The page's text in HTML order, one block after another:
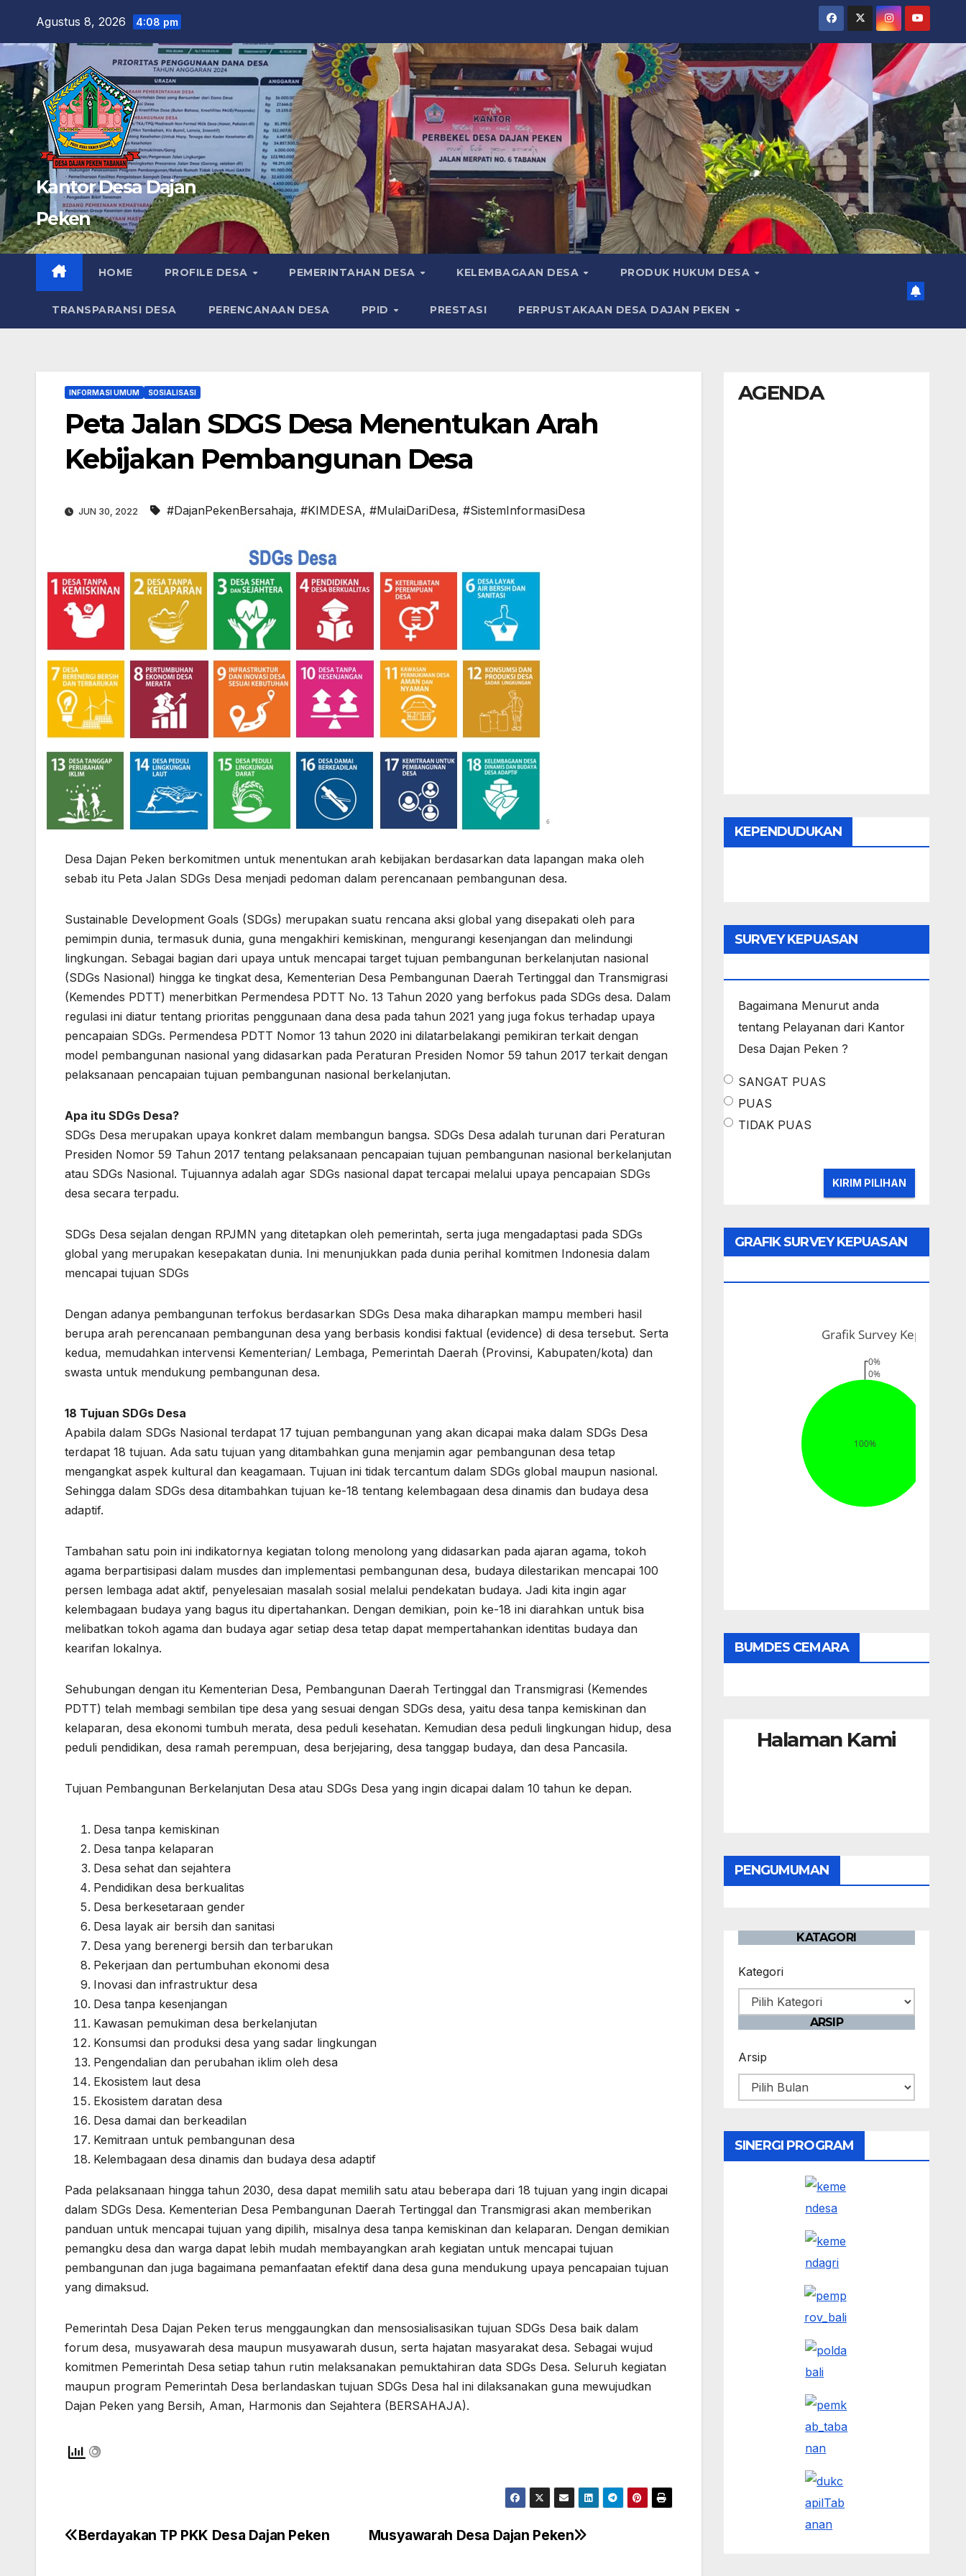
Agustus 8, 2026 4:08 pm
Kantor Desa Dajan
Peken
HOME PROFILE DESA PEMERINTAHAN DESA KELEMBAGAAN DESA PRODUK HUKUM DESA
TRANSPARANSI DESA PERENCANAAN DESA PPID PRESTASI PERPUSTAKAAN DESA DAJAN PEKEN
INFORMASI UMUM SOSIALISASI
Peta Jalan SDGS Desa Menentukan Arah
Kebijakan Pembangunan Desa
JUN 30, 2022 #DajanPekenBersahaja, #KIMDESA, #MulaiDariDesa, #SistemInformasiDesa
Desa Dajan Peken berkomitmen untuk menentukan arah kebijakan berdasarkan data lapangan maka oleh
sebab itu Peta Jalan SDGs Desa menjadi pedoman dalam perencanaan pembangunan desa.
Sustainable Development Goals (SDGs) merupakan suatu rencana aksi global yang disepakati oleh para
pemimpin dunia, termasuk dunia, guna mengakhiri kemiskinan, mengurangi kesenjangan dan melindungi
lingkungan. Sebagai bagian dari upaya untuk mencapai target tujuan pembangunan berkelanjutan nasional
(SDGs Nasional) hingga ke tingkat desa, Kementerian Desa Pembangunan Daerah Tertinggal dan Transmigrasi
(Kemendes PDTT) menerbitkan Permendesa PDTT No. 13 Tahun 2020 yang berfokus pada SDGs desa. Dalam
regulasi ini diatur tentang prioritas penggunaan dana desa pada tahun 2021 yang juga fokus terhadap upaya
pencapaian SDGs. Permendesa PDTT Nomor 13 tahun 2020 ini dilatarbelakangi pemikiran terkait dengan
model pembangunan nasional yang didasarkan pada Peraturan Presiden Nomor 59 tahun 2017 terkait dengan
pelaksanaan pencapaian tujuan pembangunan nasional berkelanjutan.
Apa itu SDGs Desa?
SDGs Desa merupakan upaya konkret dalam membangun bangsa. SDGs Desa adalah turunan dari Peraturan
Presiden Nomor 59 Tahun 2017 tentang pelaksanaan pencapaian tujuan pembangunan nasional berkelanjutan
atau SDGs Nasional. Tujuannya adalah agar SDGs nasional dapat tercapai melalui upaya pencapaian SDGs
desa secara terpadu.
SDGs Desa sejalan dengan RPJMN yang ditetapkan oleh pemerintah, serta juga mengadaptasi pada SDGs
global yang merupakan kesepakatan dunia. Ini menunjukkan pada dunia perihal komitmen Indonesia dalam
mencapai tujuan SDGs
Dengan adanya pembangunan terfokus berdasarkan SDGs Desa maka diharapkan mampu memberi hasil
berupa arah perencanaan pembangunan desa yang berbasis kondisi faktual (evidence) di desa tersebut. Serta
kedua, memudahkan intervensi Kementerian/ Lembaga, Pemerintah Daerah (Provinsi, Kabupaten/kota) dan
swasta untuk mendukung pembangunan desa.
18 Tujuan SDGs Desa
Apabila dalam SDGs Nasional terdapat 17 tujuan pembangunan yang akan dicapai maka dalam SDGs Desa
terdapat 18 tujuan. Ada satu tujuan yang ditambahkan guna menjamin agar pembangunan desa tetap
mengangkat aspek kultural dan keagamaan. Tujuan ini tidak tercantum dalam SDGs global maupun nasional.
Sehingga dalam SDGs desa ditambahkan tujuan ke-18 tentang kelembagaan desa dinamis dan budaya desa
adaptif.
Tambahan satu poin ini indikatornya kegiatan tolong menolong yang didasarkan pada ajaran agama, tokoh
agama berpartisipasi dalam musdes dan implementasi pembangunan desa, budaya dilestarikan mencapai 100
persen lembaga adat aktif, penyelesaian masalah sosial melalui pendekatan budaya. Jadi kita ingin agar
kelembagaan budaya yang bagus itu dipertahankan. Dengan demikian, poin ke-18 ini diarahkan untuk bisa
melibatkan tokoh agama dan budaya agar setiap desa tetap dapat mempertahankan identitas budaya dan
kearifan lokalnya.
Sehubungan dengan itu Kementerian Desa, Pembangunan Daerah Tertinggal dan Transmigrasi (Kemendes
PDTT) telah membagi sembilan tipe desa yang sesuai dengan SDGs desa, yaitu desa tanpa kemiskinan dan
kelaparan, desa ekonomi tumbuh merata, desa peduli kesehatan. Kemudian desa peduli lingkungan hidup, desa
peduli pendidikan, desa ramah perempuan, desa berjejaring, desa tanggap budaya, dan desa Pancasila.
Tujuan Pembangunan Berkelanjutan Desa atau SDGs Desa yang ingin dicapai dalam 10 tahun ke depan.
Desa tanpa kemiskinan
Desa tanpa kelaparan
Desa sehat dan sejahtera
Pendidikan desa berkualitas
Desa berkesetaraan gender
Desa layak air bersih dan sanitasi
Desa yang berenergi bersih dan terbarukan
Pekerjaan dan pertumbuhan ekonomi desa
Inovasi dan infrastruktur desa
Desa tanpa kesenjangan
Kawasan pemukiman desa berkelanjutan
Konsumsi dan produksi desa yang sadar lingkungan
Pengendalian dan perubahan iklim oleh desa
Ekosistem laut desa
Ekosistem daratan desa
Desa damai dan berkeadilan
Kemitraan untuk pembangunan desa
Kelembagaan desa dinamis dan budaya desa adaptif
Pada pelaksanaan hingga tahun 2030, desa dapat memilih satu atau beberapa dari 18 tujuan yang ingin dicapai
dalam SDGs Desa. Kementerian Desa Pembangunan Daerah Tertinggal dan Transmigrasi akan memberikan
panduan untuk mencapai tujuan yang dipilih, misalnya desa tanpa kemiskinan dan kelaparan. Dengan demikian
pemangku desa dan warga dapat lebih mudah membayangkan arah kegiatan untuk mencapai tujuan
pembangunan dan juga bagaimana pemanfaatan efektif dana desa guna mendukung upaya pencapaian tujuan
yang dimaksud.
Pemerintah Desa Dajan Peken terus menggaungkan dan mensosialisasikan tujuan SDGs Desa baik dalam
forum desa, musyawarah desa maupun musyawarah dusun, serta hajatan masyarakat desa. Sebagai wujud
komitmen Pemerintah Desa setiap tahun rutin melaksanakan pemuktahiran data SDGs Desa. Seluruh kegiatan
maupun program Pemerintah Desa berlandaskan tujuan SDGs Desa hal ini dilaksanakan guna mewujudkan
Dajan Peken yang Bersih, Aman, Harmonis dan Sejahtera (BERSAHAJA).
Navigasi
Musyawarah Desa Dajan Peken
Berdayakan TP PKK Desa Dajan Peken
AGENDA
KEPENDUDUKAN
SURVEY KEPUASAN
Bagaimana Menurut anda
tentang Pelayanan dari Kantor
Desa Dajan Peken ?
SANGAT PUAS
PUAS
TIDAK PUAS
GRAFIK SURVEY KEPUASAN
BUMDES CEMARA
Halaman Kami
PENGUMUMAN
KATAGORI
Kategori
ARSIP
Arsip
SINERGI PROGRAM